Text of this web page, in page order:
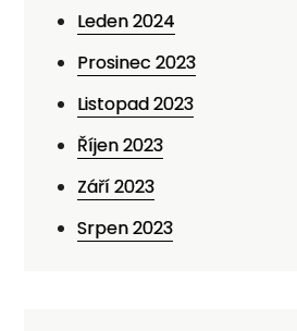
Leden 2024
Prosinec 2023
Listopad 2023
Říjen 2023
Září 2023
Srpen 2023